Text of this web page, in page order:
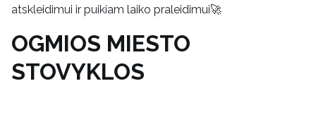
atskleidimui ir puikiam laiko praleidimui🚀
OGMIOS MIESTO
STOVYKLOS